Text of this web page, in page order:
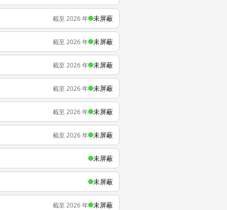
截至 2026 年 未屏蔽
截至 2026 年 未屏蔽
截至 2026 年 未屏蔽
截至 2026 年 未屏蔽
截至 2026 年 未屏蔽
截至 2026 年 未屏蔽
未屏蔽
未屏蔽
截至 2026 年 未屏蔽